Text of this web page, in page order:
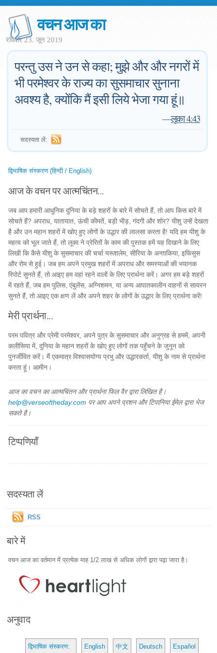
वचन आज का
रविवार 23. जून 2019
परन्तु उस ने उन से कहा; मुझे और और नगरों में
भी परमेश्वर के राज्य का सुसमाचार सुनाना
अवश्य है, क्योंकि मैं इसी लिये भेजा गया हूं॥
—लूका 4:43
सदस्यता लें:
द्विभाषिक संस्करण (हिन्दी / English)
आज के वचन पर आत्मचिंतन...
जब आप हमारी आधुनिक दुनिया के बड़े शहरों के बारे में सोचते हैं, तो आप किस बारे में
सोचते हैं? अपराध, यातायात, ऊंची कीमतें, बड़ी भीड़, गंदगी और शोर? यीशु उन्हें देखता
है और उन महान शहरों में खोए हुए लोगों के उद्धार की लालसा करता है! यदि हम यीशु के
महत्व को भूल जाते हैं, तो लूका ने प्रेरितों के काम की पुस्तक हमें यह दिखाने के लिए
लिखी कि कैसे यीशु के सुसमाचार की चर्चा यरूशलेम, सीरिया के अन्ताकिया, इफिसुस
और रोम से हुई। जब हम अपने प्रमुख शहरों में अपराध और समस्याओं की भयानक
रिपोर्ट सुनते हैं, तो आइए हम वहां रहने वालों के लिए प्रार्थना करें। अगर हम बड़े शहरों
में रहते हैं, जब हम पुलिस, एंबुलेंस, अग्निशमन, या अन्य आपातकालीन वाहनों से सायरन
सुनते हैं, तो आइए एक क्षण लें और अपने शहर के लोगों के उद्धार के लिए प्रार्थना करें!
मेरी प्रार्थना...
परम पवित्र और प्रेमी परमेश्वर, अपने पुत्र के सुसमाचार और अनुग्रह से हममें, अपनी
कलीसिया में, दुनिया के महान शहरों के खोए हुए लोगों तक पहुँचने के जुनून को
पुनर्जीवित करें। मैं एकमात्र विश्वासयोग्य प्रभु और उद्धारकर्ता, यीशु के नाम से प्रार्थना
करता हूं। आमीन।
आज का वचन का आत्मचिंतन और प्रार्थना फिल वैर द्वारा लिखित है।
help@verseoftheday.com पर आप अपने प्रशन और टिपानिया ईमेल द्वारा भेज
सकते है।
टिप्पणियाँ
सदस्यता लें
RSS
बारे में
वचन आज का वर्तमान में प्रत्येक माह 1/2 लाख से अधिक लोगों द्वारा पढ़ा जारा है।
अनुवाद
द्विभाषिक संस्करण: English 中文 Deutsch Español